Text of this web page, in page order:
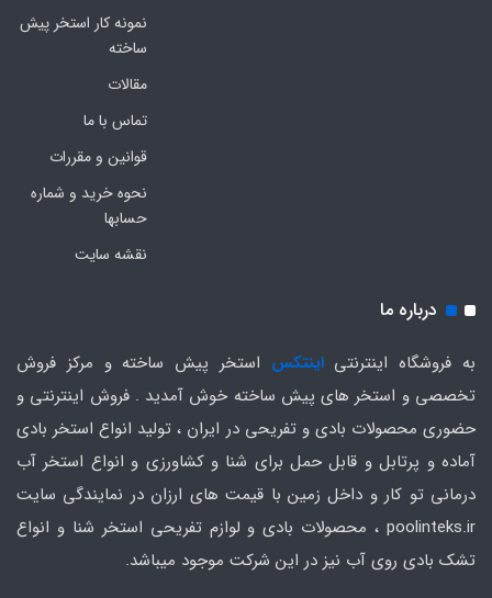
نمونه کار استخر پیش
ساخته
مقالات
تماس با ما
قوانین و مقررات
نحوه خرید و شماره
حسابها
نقشه سایت
درباره ما
به فروشگاه اینترنتیاینتکس استخر پیش ساخته و مرکز فروش
تخصصی و استخر های پیش ساخته خوش آمدید . فروش اینترنتی و
حضوری محصولات بادی و تفریحی در ایران ، تولید انواع استخر بادی
آماده و پرتابل و قابل حمل برای شنا و کشاورزی و انواع استخر آب
درمانی تو کار و داخل زمین با قیمت های ارزان در نمایندگی سایت
poolinteks.ir ، محصولات بادی و لوازم تفریحی استخر شنا و انواع
تشک بادی روی آب نیز در این شرکت موجود میباشد.